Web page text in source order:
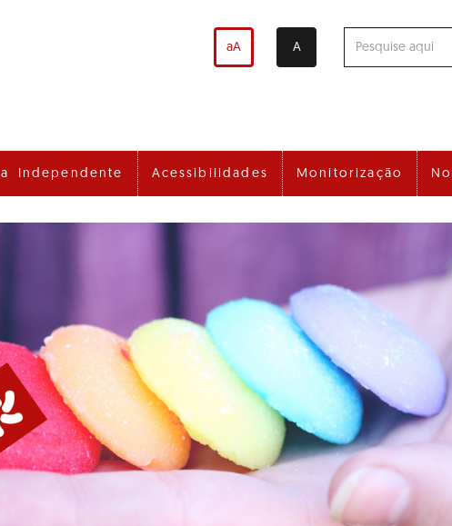
aA A
Independente Acessibilidades Monitorização